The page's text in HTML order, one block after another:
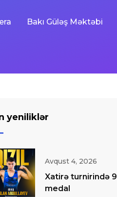
Bakı Güləş Məktəbi
yeniliklər
Avqust 4, 2026
Xatirə turnirində 9
medal